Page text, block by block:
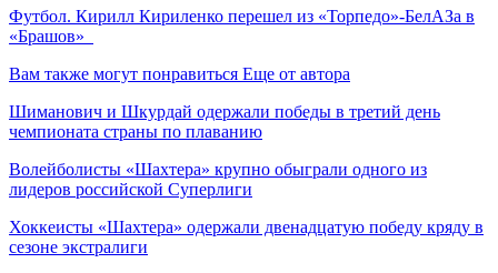
Футбол. Кирилл Кириленко перешел из «Торпедо»-БелАЗа в
«Брашов»
Вам также могут понравиться Еще от автора
Шиманович и Шкурдай одержали победы в третий день
чемпионата страны по плаванию
Волейболисты «Шахтера» крупно обыграли одного из
лидеров российской Суперлиги
Хоккеисты «Шахтера» одержали двенадцатую победу кряду в
сезоне экстралиги